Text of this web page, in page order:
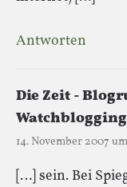
Antworten
Die Zeit -
Watchblogging
14. November 2007
[…] sein. Bei